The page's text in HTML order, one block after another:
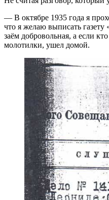
— В октябре 1935 года я
что я желаю выписать газету
заём добровольная, а если
молотилки, ушел домой.